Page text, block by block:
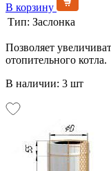
В корзину
Тип: Заслонка
Позволяет
отопительного котла.
В наличии: 3 шт